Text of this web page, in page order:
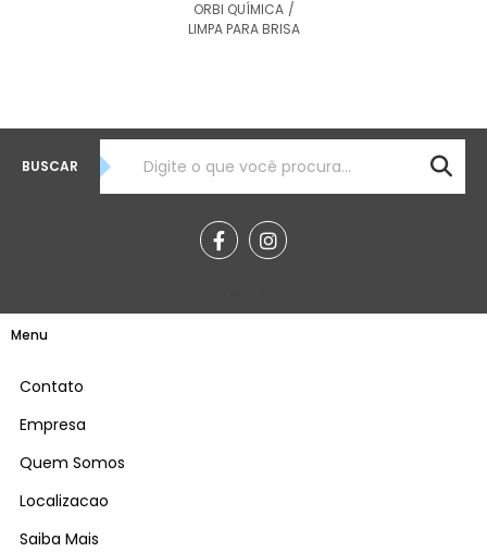
ORBI QUÍMICA /
LIMPA PARA BRISA
BUSCAR
Menu
Contato
Empresa
Quem Somos
Localizacao
Saiba Mais